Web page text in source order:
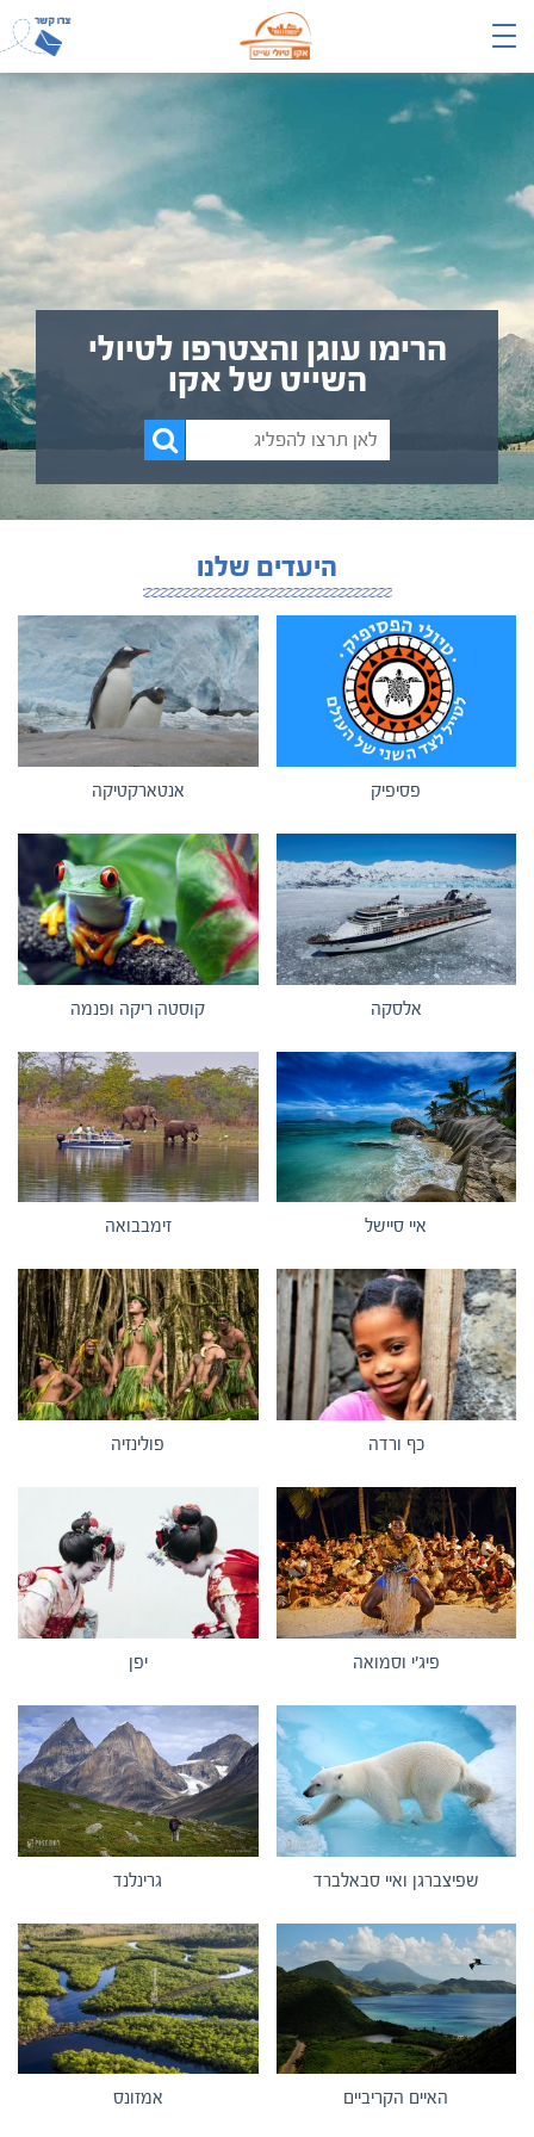
הרימו עוגן והצטרפו לטיולי
השייט של אקו
היעדים שלנו
פסיפיק אנטארקטיקה
אלסקה קוסטה ריקה ופנמה
איי סיישל זימבבואה
כף ורדה פולינזיה
פיג'י וסמואה יפן
שפיצברגן ואיי סבאלברד גרינלנד
האיים הקריביים אמזונס